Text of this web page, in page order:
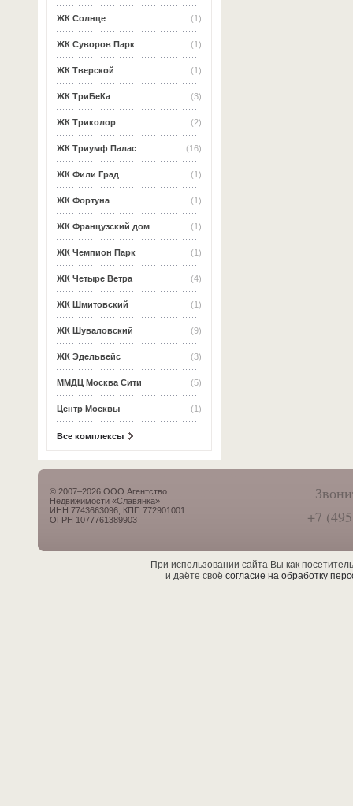
(1)
ЖК Солнце
(1)
ЖК Суворов Парк
(1)
ЖК Тверской
(3)
ЖК ТриБеКа
(2)
ЖК Триколор
(16)
ЖК Триумф Палас
(1)
ЖК Фили Град
(1)
ЖК Фортуна
(1)
ЖК Французский дом
(1)
ЖК Чемпион Парк
(4)
ЖК Четыре Ветра
(1)
ЖК Шмитовский
(9)
ЖК Шуваловский
(3)
ЖК Эдельвейс
(5)
ММДЦ Москва Сити
(1)
Центр Москвы
Все комплексы
© 2007–2026 ООО Агентство
Недвижимости «Славянка»
ИНН 7743663096, КПП 772901001
ОГРН 1077761389903
+7
При использовании сайта Вы как
и даёте своё согласие на обработку